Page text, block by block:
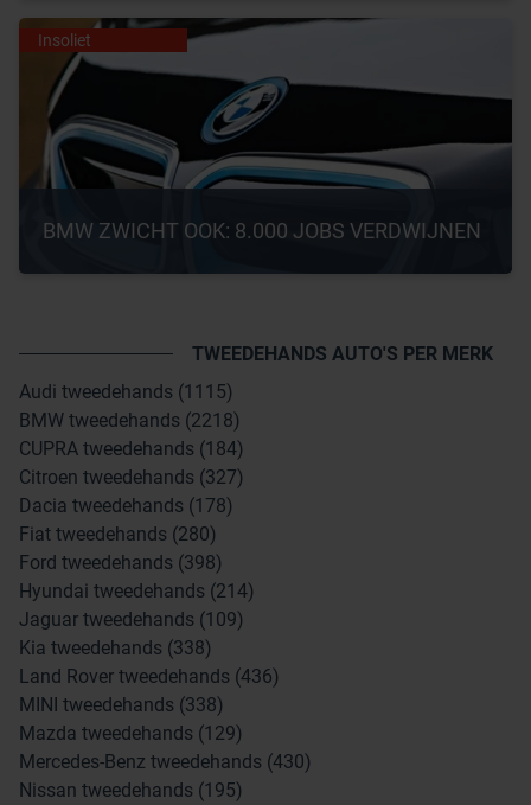
Insoliet
BMW ZWICHT OOK: 8.000 JOBS VERDWIJNEN
TWEEDEHANDS AUTO'S PER MERK
Audi tweedehands (1115)
BMW tweedehands (2218)
CUPRA tweedehands (184)
Citroen tweedehands (327)
Dacia tweedehands (178)
Fiat tweedehands (280)
Ford tweedehands (398)
Hyundai tweedehands (214)
Jaguar tweedehands (109)
Kia tweedehands (338)
Land Rover tweedehands (436)
MINI tweedehands (338)
Mazda tweedehands (129)
Mercedes-Benz tweedehands (430)
Nissan tweedehands (195)